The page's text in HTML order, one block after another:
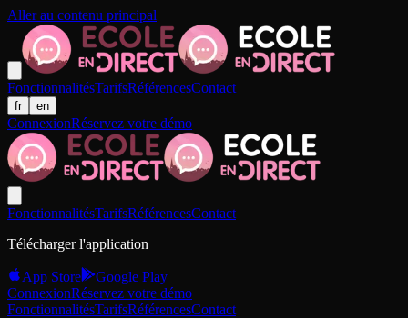
Aller au contenu principal
FonctionnalitésTarifsRéférencesContact
fr en
ConnexionRéservez votre démo
FonctionnalitésTarifsRéférencesContact
Télécharger l'application
App Store
Google Play
ConnexionRéservez votre démo
FonctionnalitésTarifsRéférencesContact